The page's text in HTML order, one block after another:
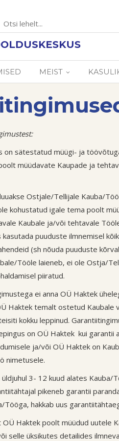
MEIST
on sätestatud müügi- ja
müüdavate Kaupade ja
Ostjale/Tellijale Kauba/
kohustatud igale tema poolt
Kaubale ja/või tehtavale
puuduste ilmnemisel
(sh nõuda puuduste
Tööle laieneb, ei ole Ostja/
piiratud.
ei anna OÜ Haktek
Haktek temalt ostetud
kokku leppinud.
on OÜ Haktek kui
ja/või OÜ Haktek on
nimetusele.
3- 12 kuud alates
pikeneb garantii
Tööga, hakkab uus
OÜ Haktek poolt müüdud uutele
selle üksikutes detailides